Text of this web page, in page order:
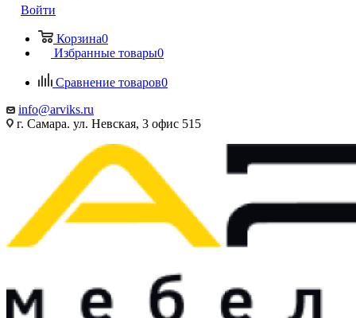
Войти
Корзина0
Избранные товары0
Сравнение товаров0
info@arviks.ru
г. Самара. ул. Невская, 3 офис 515